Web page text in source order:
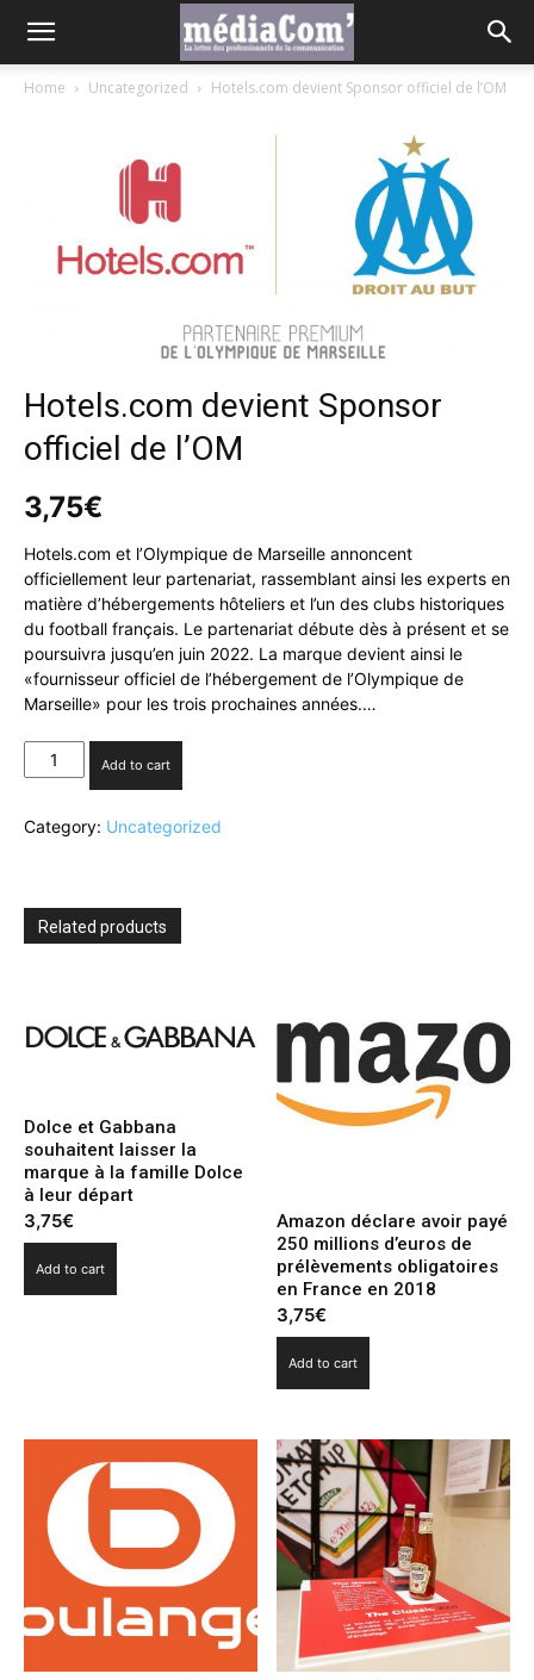
Home Uncategorized Hotels.com devient Sponsor officiel de l’OM
Hotels.com devient Sponsor
officiel de l’OM
3,75€
Hotels.com et l’Olympique de Marseille annoncent
officiellement leur partenariat, rassemblant ainsi les experts en
matière d’hébergements hôteliers et l’un des clubs historiques
du football français. Le partenariat débute dès à présent et se
poursuivra jusqu’en juin 2022. La marque devient ainsi le
«fournisseur officiel de l’hébergement de l’Olympique de
Marseille» pour les trois prochaines années.…
Hotels.com
devient
officiel
Add to cart
Category: Uncategorized
Related products
Dolce et Gabbana
souhaitent laisser la
marque à la famille Dolce
à leur départ
3,75€
Add to cart
Amazon déclare avoir payé
250 millions d’euros de
prélèvements obligatoires
en France en 2018
3,75€
Add to cart